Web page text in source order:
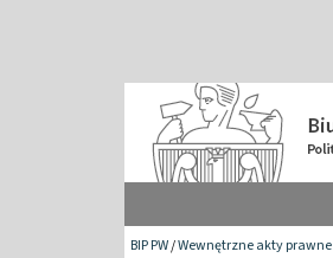
BIP PW/Wewnętrzne akty prawne